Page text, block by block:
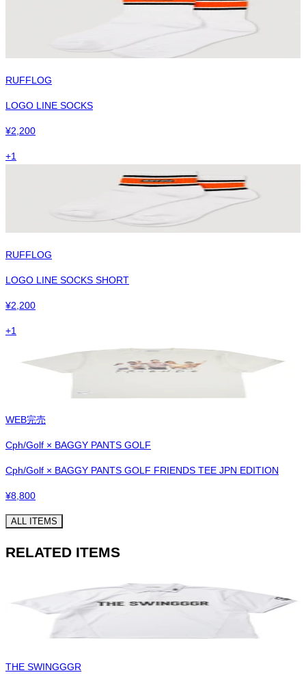
RUFFLOG
LOGO LINE SOCKS
¥2,200
+1
RUFFLOG
LOGO LINE SOCKS SHORT
¥2,200
+1
WEB完売
Cph/Golf × BAGGY PANTS GOLF
Cph/Golf × BAGGY PANTS GOLF FRIENDS TEE JPN EDITION
¥8,800
ALL ITEMS
RELATED ITEMS
THE SWINGGGR